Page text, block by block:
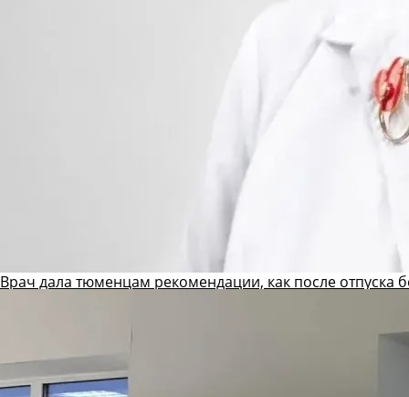
Врач дала тюменцам рекомендации, как после отпуска